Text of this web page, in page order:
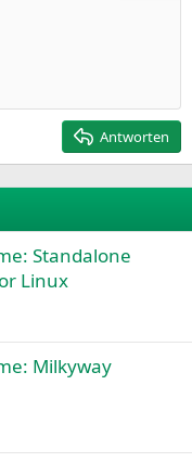
Antworten
Standalone
Linux
Milkyway